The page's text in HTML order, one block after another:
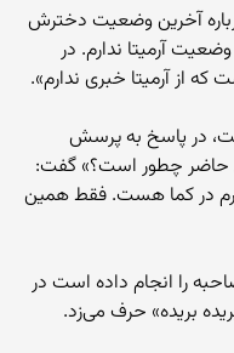
درباره آخرین وضعیت دخترش
آرمیتا ندارم. در
از آرمیتا خبری ندارم».
در پاسخ به پرسش
حاضر چطور است؟» گفت:
در کما هست. فقط همین
را انجام داده است در
بریده» حرف می‌زد.